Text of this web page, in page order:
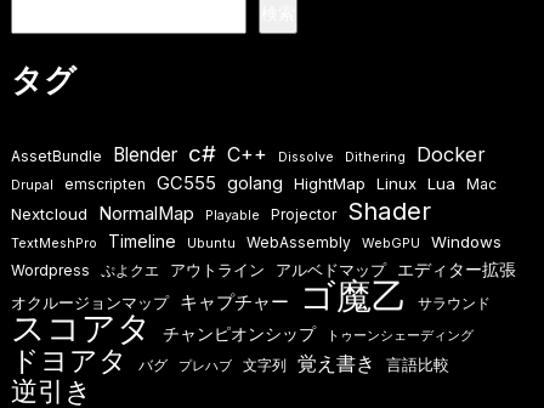
タグ
AssetBundle Blender c# C++ Dissolve Dithering Docker
Drupal emscripten GC555 golang HightMap Linux Lua Mac
Nextcloud NormalMap Playable Projector Shader
TextMeshPro Timeline Ubuntu WebAssembly WebGPU Windows
Wordpress ぷよクエ アウトライン アルベドマップ エディター拡張
オクルージョンマップ キャプチャー ゴ魔乙 サラウンド
スコアタ チャンピオンシップ トゥーンシェーディング
ドヨアタ バグ プレハブ 文字列 覚え書き 言語比較
逆引き